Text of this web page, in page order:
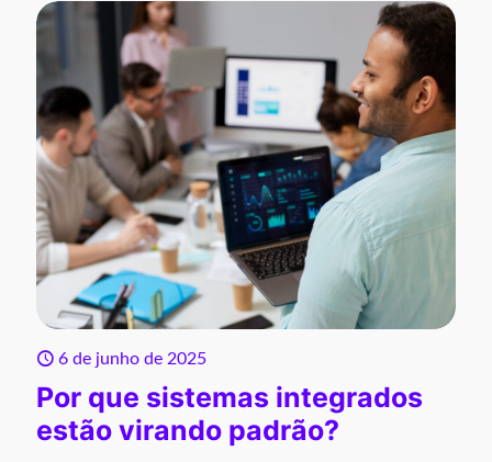
6 de junho de 2025
Por que sistemas integrados
estão virando padrão?